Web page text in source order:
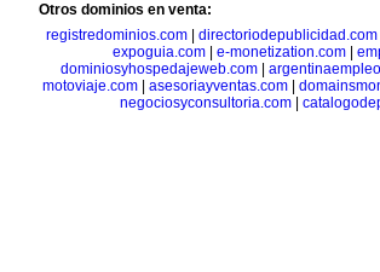
Otros dominios en venta:
registredominios.com| directoriodepublicidad.com
expoguia.com| e-monetization.com|
dominiosyhospedajeweb.com
motoviaje.com
asesoriayventas.com
negociosyconsultoria.com|